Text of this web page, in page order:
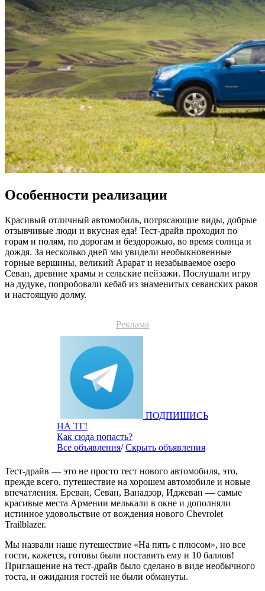
Особенности реализации
Красивый отличный автомобиль, потрясающие виды, добрые
отзывчивые люди и вкусная еда! Тест-драйв проходил по
горам и полям, по дорогам и бездорожью, во время солнца и
дождя. За несколько дней мы увидели необыкновенные
горные вершины, великий Арарат и незабываемое озеро
Севан, древние храмы и сельские пейзажи. Послушали игру
на дудуке, попробовали кебаб из знаменитых севанских раков
и настоящую долму.
Реклама
ПОДПИШИСЬ
НА ТГ!
Как сюда попасть?
Все объявления/Скрыть объявления
Тест-драйв — это не просто тест нового автомобиля, это,
прежде всего, путешествие на хорошем автомобиле и новые
впечатления. Ереван, Севан, Ванадзор, Иджеван — самые
красивые места Армении мелькали в окне и дополняли
истинное удовольствие от вождения нового Chevrolet
Trailblazer.
Мы назвали наше путешествие «На пять с плюсом», но все
гости, кажется, готовы были поставить ему и 10 баллов!
Приглашение на тест-драйв было сделано в виде необычного
тоста, и ожидания гостей не были обмануты.